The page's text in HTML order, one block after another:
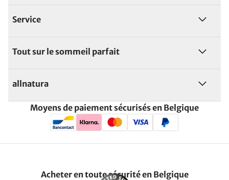
Service
Tout sur le sommeil parfait
allnatura
Moyens de paiement sécurisés en Belgique
Acheter en toute sécurité en Belgique